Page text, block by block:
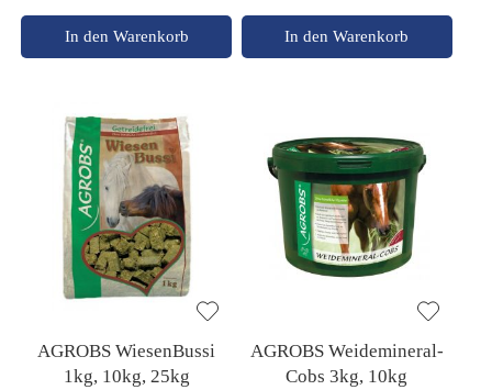
In den Warenkorb In den Warenkorb
AGROBS WiesenBussi
1kg, 10kg, 25kg
AGROBS Weidemineral-
Cobs 3kg, 10kg